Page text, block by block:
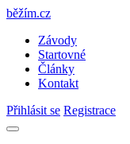
běžím.cz
Závody
Startovné
Články
Kontakt
Přihlásit se Registrace